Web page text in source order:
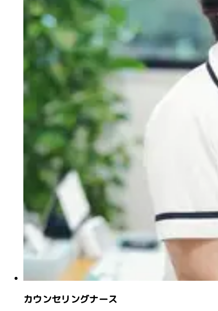
カウンセリングナース